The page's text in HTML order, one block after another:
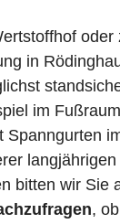
oder
in
im
Spanngurten
bitten wir Sie
,